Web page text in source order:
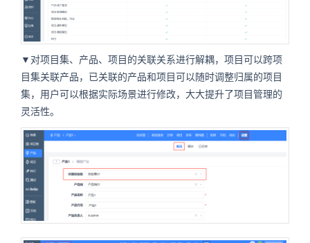
▼对项目集、产品、项目的关联关系进行解耦，项目可以跨项
目集关联产品，已关联的产品和项目可以随时调整归属的项目
集，用户可以根据实际场景进行修改，大大提升了项目管理的
灵活性。